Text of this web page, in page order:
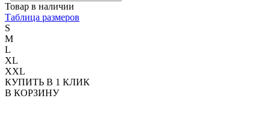
Товар в наличии
Таблица размеров
S
M
L
XL
XXL
КУПИТЬ В 1 КЛИК
В КОРЗИНУ